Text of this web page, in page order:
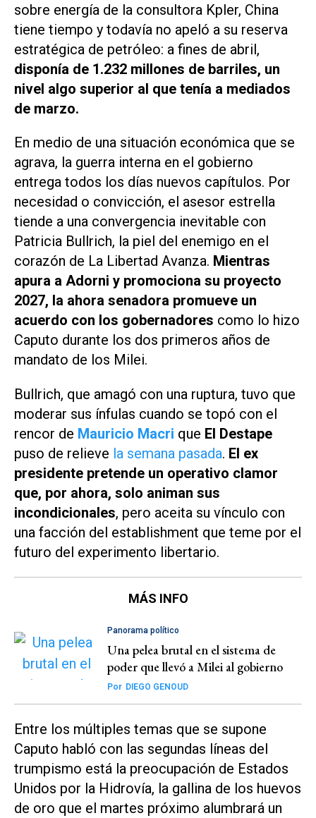
sobre energía de la consultora Kpler, China
tiene tiempo y todavía no apeló a su reserva
estratégica de petróleo: a fines de abril,
disponía de 1.232 millones de barriles, un
nivel algo superior al que tenía a mediados
de marzo.
En medio de una situación económica que se
agrava, la guerra interna en el gobierno
entrega todos los días nuevos capítulos. Por
necesidad o convicción, el asesor estrella
tiende a una convergencia inevitable con
Patricia Bullrich, la piel del enemigo en el
corazón de La Libertad Avanza. Mientras
apura a Adorni y promociona su proyecto
2027, la ahora senadora promueve un
acuerdo con los gobernadores como lo hizo
Caputo durante los dos primeros años de
mandato de los Milei.
Bullrich, que amagó con una ruptura, tuvo que
moderar sus ínfulas cuando se topó con el
rencor de Mauricio Macri que El Destape
puso de relieve la semana pasada. El ex
presidente pretende un operativo clamor
que, por ahora, solo animan sus
incondicionales, pero aceita su vínculo con
una facción del establishment que teme por el
futuro del experimento libertario.
MÁS INFO
Panorama político
Una pelea brutal en el sistema de
poder que llevó a Milei al gobierno
Por DIEGO GENOUD
Entre los múltiples temas que se supone
Caputo habló con las segundas líneas del
trumpismo está la preocupación de Estados
Unidos por la Hidrovía, la gallina de los huevos
de oro que el martes próximo alumbrará un